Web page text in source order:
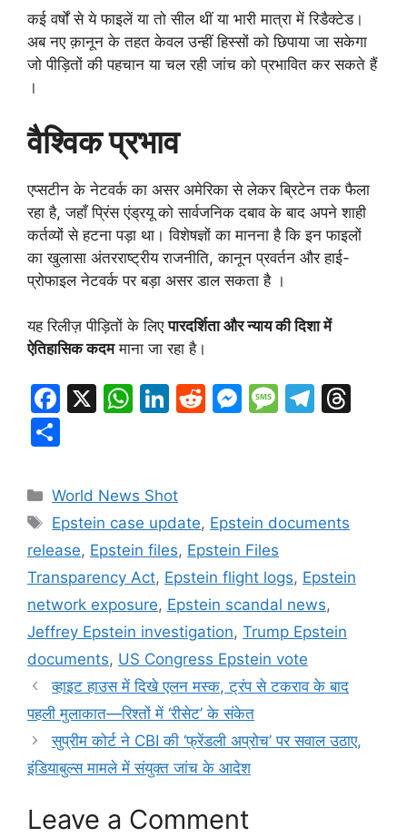
कई वर्षों से ये फाइलें या तो सील थीं या भारी मात्रा में रिडैक्टेड।
अब नए क़ानून के तहत केवल उन्हीं हिस्सों को छिपाया जा सकेगा
जो पीड़ितों की पहचान या चल रही जांच को प्रभावित कर सकते हैं
।
वैश्विक प्रभाव
एप्सटीन के नेटवर्क का असर अमेरिका से लेकर ब्रिटेन तक फैला
रहा है, जहाँ प्रिंस एंड्रयू को सार्वजनिक दबाव के बाद अपने शाही
कर्तव्यों से हटना पड़ा था। विशेषज्ञों का मानना है कि इन फाइलों
का खुलासा अंतरराष्ट्रीय राजनीति, कानून प्रवर्तन और हाई-
प्रोफाइल नेटवर्क पर बड़ा असर डाल सकता है ।
यह रिलीज़ पीड़ितों के लिएपारदर्शिता और न्याय की दिशा में
ऐतिहासिक कदममाना जा रहा है।
F
e
b
o
o
k
X
W
s
A
p
p
Li
e
dI
n
R
t
M
e
n
g
er
M
a
e
T
a
ar
e
Categories
World News Shot
Tags
Epstein case update, Epstein documents
release, Epstein files, Epstein Files
Transparency Act, Epstein flight logs, Epstein
network exposure, Epstein scandal news,
Jeffrey Epstein investigation, Trump Epstein
documents, US Congress Epstein vote
व्हाइट हाउस में दिखे एलन मस्क, ट्रंप से टकराव के बाद
पहली मुलाकात—रिश्तों में ‘रीसेट’ के संकेत
सुप्रीम कोर्ट ने CBI की ‘फ्रेंडली अप्रोच’ पर सवाल उठाए,
इंडियाबुल्स मामले में संयुक्त जांच के आदेश
Leave a Comment